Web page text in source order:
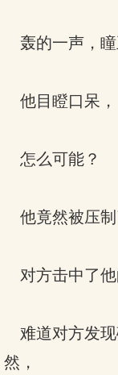
轰的一声，瞳
他目瞪口呆，
怎么可能？
他竟然被压制
对方击中了他
难道对方发现
然，